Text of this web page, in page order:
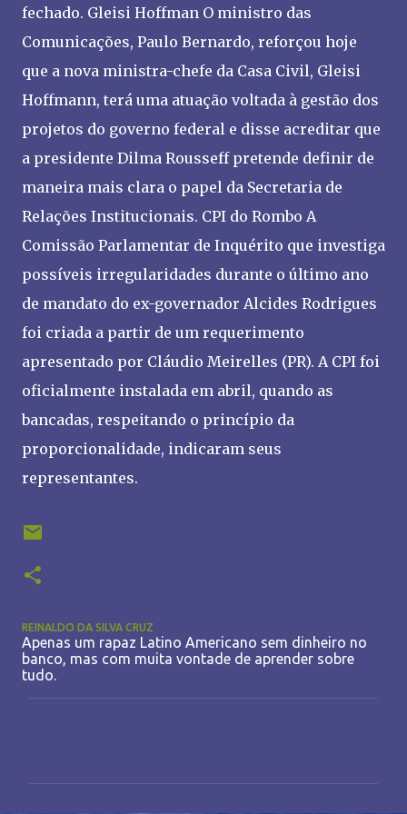
fechado. Gleisi Hoffman O ministro das
Comunicações, Paulo Bernardo, reforçou hoje
que a nova ministra-chefe da Casa Civil, Gleisi
Hoffmann, terá uma atuação voltada à gestão dos
projetos do governo federal e disse acreditar que
a presidente Dilma Rousseff pretende definir de
maneira mais clara o papel da Secretaria de
Relações Institucionais. CPI do Rombo A
Comissão Parlamentar de Inquérito que investiga
possíveis irregularidades durante o último ano
de mandato do ex-governador Alcides Rodrigues
foi criada a partir de um requerimento
apresentado por Cláudio Meirelles (PR). A CPI foi
oficialmente instalada em abril, quando as
bancadas, respeitando o princípio da
proporcionalidade, indicaram seus
representantes.
REINALDO DA SILVA CRUZ
Apenas um rapaz Latino Americano sem dinheiro no
banco, mas com muita vontade de aprender sobre
tudo.